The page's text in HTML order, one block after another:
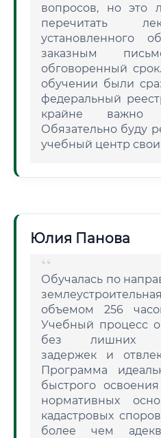
вопросов, но это
перечитать
установленного
заказным
обговоренный
обучении были
федеральный
крайне важно
Обязательно буду
учебный центр
Юлия Панова
Обучалась по
объемом 256
Учебный процесс
без лишних
задержек и
Программа
быстрого
нормативных
кадастровых
более чем